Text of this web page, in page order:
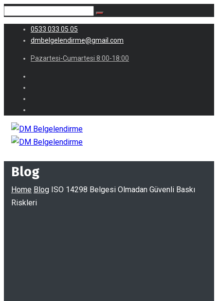
0533 033 05 05
dmbelgelendirme@gmail.com
Pazartesi-Cumartesi 8:00-18:00
Blog
Home Blog ISO 14298 Belgesi Olmadan Güvenli Baskı
Riskleri